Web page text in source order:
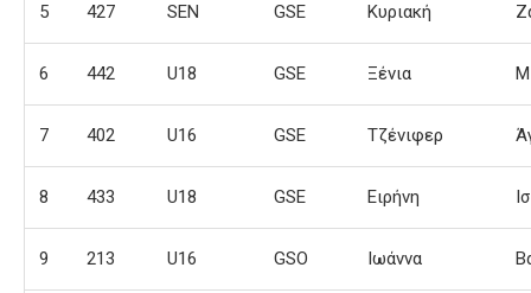
5 427 SEN GSE Κυριακή
6 442 U18 GSE Ξένια
7 402 U16 GSE Τζένιφερ
8 433 U18 GSE Ειρήνη
9 213 U16 GSO Ιωάννα